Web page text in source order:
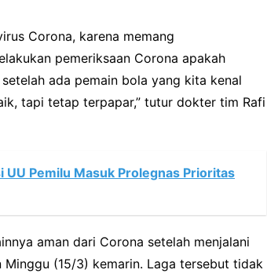
Corona, karena memang
pemeriksaan Corona apakah
ada pemain bola yang kita kenal
tapi tetap terpapar,” tutur dokter tim Rafi
UU Pemilu Masuk Prolegnas Prioritas
aman dari Corona setelah menjalani
Minggu (15/3) kemarin. Laga tersebut tidak